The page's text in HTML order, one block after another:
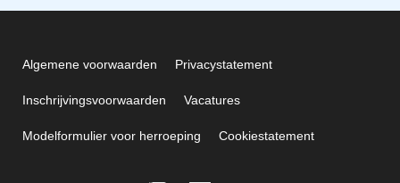
Algemene voorwaarden Privacystatement
Inschrijvingsvoorwaarden Vacatures
Modelformulier voor herroeping Cookiestatement